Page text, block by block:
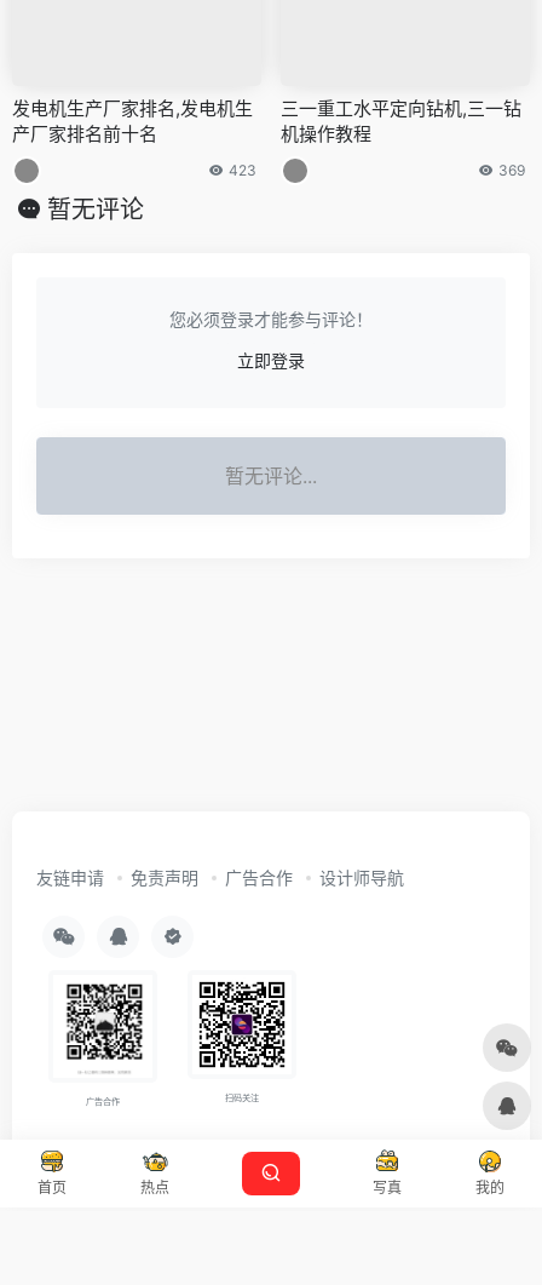
发电机生产厂家排名,发电机生
产厂家排名前十名
423
三一重工水平定向钻机,三一钻
机操作教程
369
暂无评论
您必须登录才能参与评论！
立即登录
暂无评论...
首页 热点 写真 我的
友链申请 免责声明 广告合作 设计师导航
广告合作 扫码关注
Copyright © 2026沪ICP备2021007899号-5 Designed by 设计资源